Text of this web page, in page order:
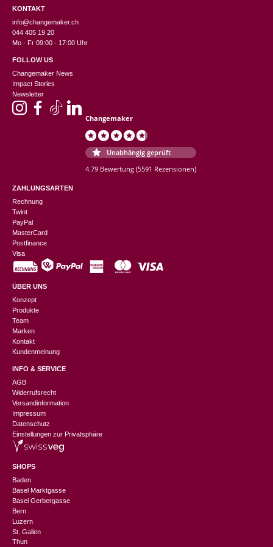
KONTAKT
info@changemaker.ch
044 405 19 20
Mo - Fr 09:00 - 17:00 Uhr
FOLLOW US
Changemaker News
Impact Stories
Newsletter
Changemaker
Unabhängig geprüft
4.79 Bewertung (5591 Rezensionen)
ZAHLUNGSARTEN
Rechnung
Twint
PayPal
MasterCard
Postfinance
Visa
ÜBER UNS
Konzept
Produkte
Team
Marken
Kontakt
Kundenmeinung
INFO & SERVICE
AGB
Widerrufsrecht
Versandinformation
Impressum
Datenschutz
Einstellungen zur Privatsphäre
SHOPS
Baden
Basel Marktgasse
Basel Gerbergasse
Bern
Luzern
St. Gallen
Thun